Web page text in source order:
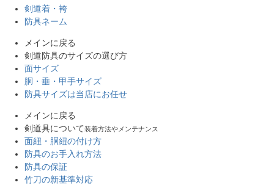
剣道着・袴
防具ネーム
メインに戻る
剣道防具のサイズの選び方
面サイズ
胴・垂・甲手サイズ
防具サイズは当店にお任せ
メインに戻る
剣道具について装着方法やメンテナンス
面紐・胴紐の付け方
防具のお手入れ方法
防具の保証
竹刀の新基準対応